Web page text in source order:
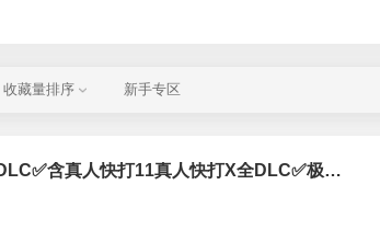
收藏量排序 新手专区
真人快打1终极版✅含所有角色季票DLC✅含真人快打11真人快打X全DLC✅极致体验